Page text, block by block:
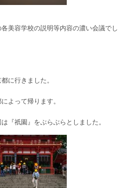
美容学校の説明等内容の濃い会議でし
に行きました。
よって帰ります。
『祇園』をぶらぶらとしました。